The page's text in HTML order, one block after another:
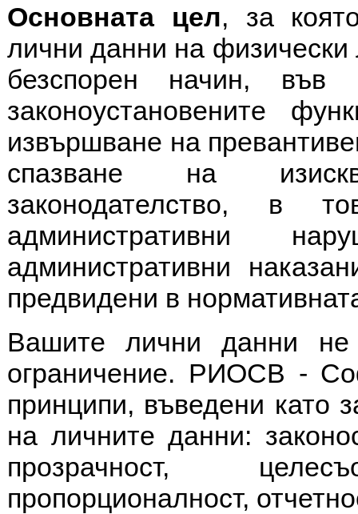
Основната цел, за
лични данни на
безспорен начин, във
законоустановените
извършване на
спазване на
законодателство, в
административни
административни
предвидени в
Вашите лични данни
ограничение. РИОСВ -
принципи, въведени като
на личните данни:
прозрачност,
пропорционалност,